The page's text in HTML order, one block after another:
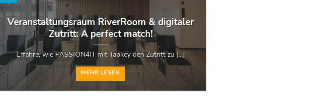
Veranstaltungsraum RiverRoom & digitaler
Zutritt: A perfect match!
Erfahre, wie PASSION4IT mit Tapkey den Zutritt zu [...]
MEHR LESEN